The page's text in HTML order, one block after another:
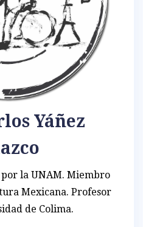
Yáñez
la UNAM. Miembro
Mexicana. Profesor
de Colima.